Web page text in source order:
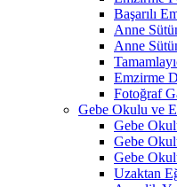
Başarılı
Anne
Anne
Emzirme
Fotoğraf
Gebe Okulu ve
Gebe
Gebe
Gebe
Uzaktan